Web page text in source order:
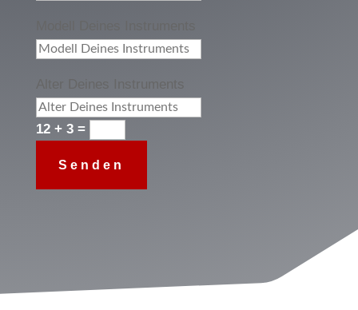
Alter Deines Instruments
12 + 3=
Senden